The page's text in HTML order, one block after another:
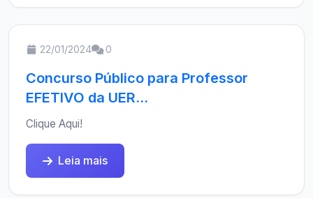
22/01/2024 0
Concurso Público para Professor
EFETIVO da UER...
Clique Aqui!
Leia mais